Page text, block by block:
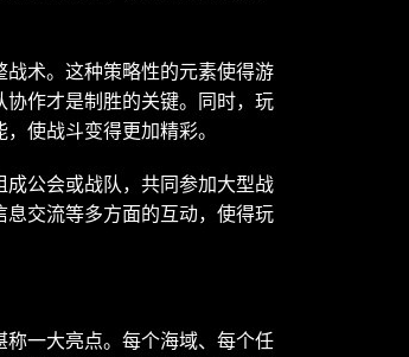
术。这种策略性的元素使得游
作才是制胜的关键。同时，玩
使战斗变得更加精彩。
公会或战队，共同参加大型战
交流等多方面的互动，使得玩
称一大亮点。每个海域、每个任